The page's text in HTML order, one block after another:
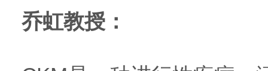
乔虹教授：